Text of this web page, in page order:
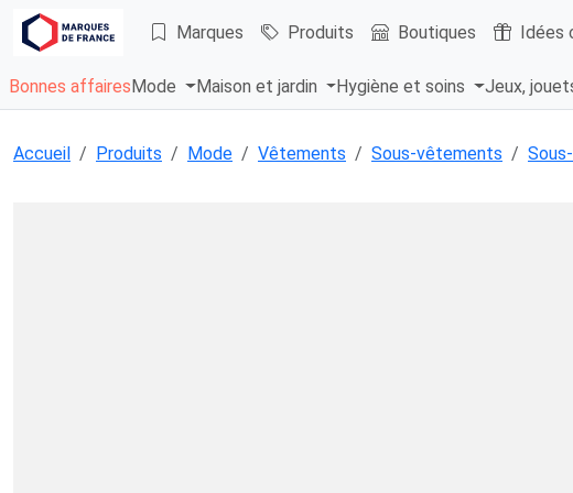
Marques Produits Boutiques Idées
Bonnes affaires Mode Maison et jardin Hygiène et soins Jeux,
Accueil Produits Mode Vêtements Sous-vêtements